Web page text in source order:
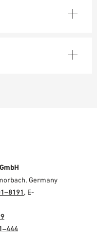
Germany
, E-